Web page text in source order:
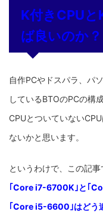
K付きCPU
ば良いのか？
自作PCやドスパラ、パ
しているBTOのPCの構
CPUとついていない
ないかと思います。
というわけで、この記
｢Core i7-6700K｣と｢
｢Core i5-6600｣はどう